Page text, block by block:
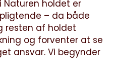
holdet er
– da både
resten af holdet
og forventer at se
ansvar. Vi begynder